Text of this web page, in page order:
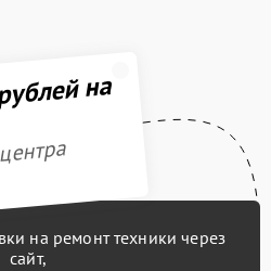
на
на ремонт техники через
сайт,